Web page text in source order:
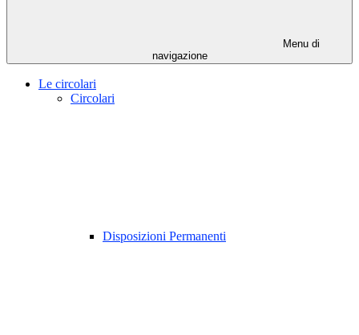
Menu di
navigazione
Le circolari
Circolari
Disposizioni Permanenti